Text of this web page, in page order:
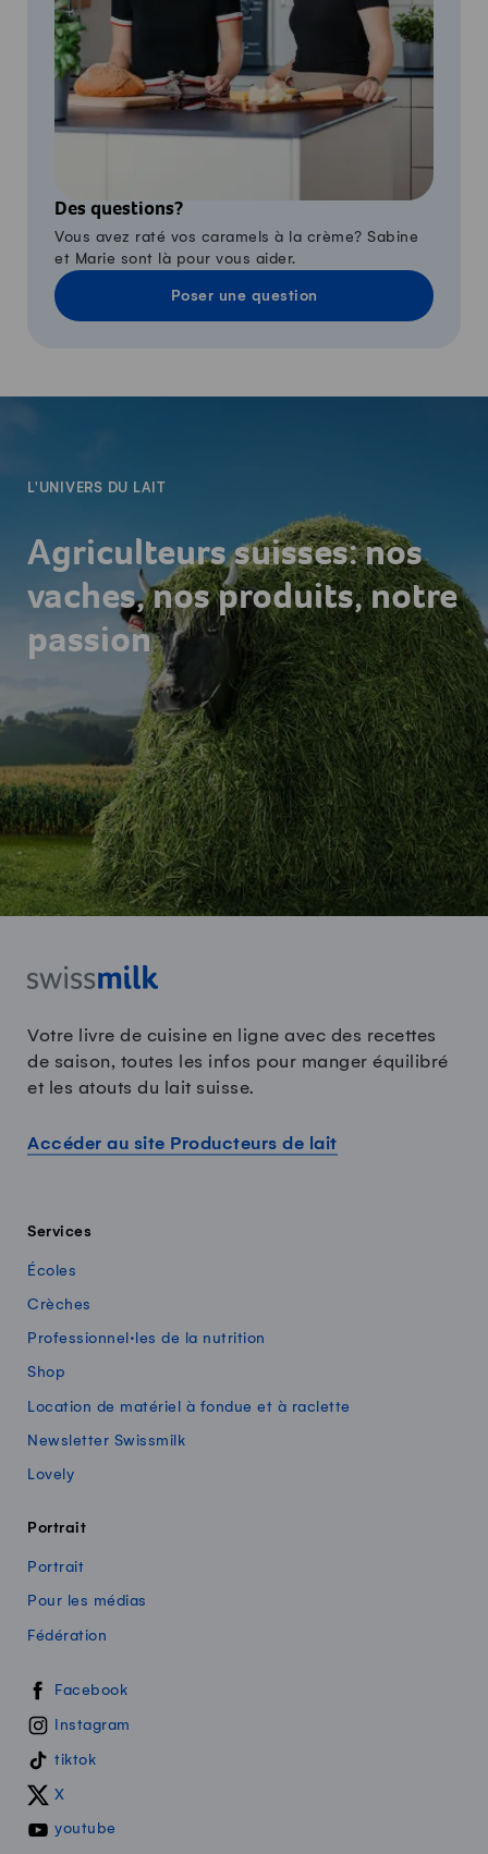
Des questions?
Vous avez raté vos caramels à la crème? Sabine
et Marie sont là pour vous aider.
Poser une question
L'UNIVERS DU LAIT
Agriculteurs suisses: nos
vaches, nos produits, notre
passion
Votre livre de cuisine en ligne avec des recettes
de saison, toutes les infos pour manger équilibré
et les atouts du lait suisse.
Accéder au site Producteurs de lait
Services
Écoles
Crèches
Professionnel·les de la nutrition
Shop
Location de matériel à fondue et à raclette
Newsletter Swissmilk
Lovely
Portrait
Portrait
Pour les médias
Fédération
Swissmilk sur les réseaux sociaux
Facebook
Instagram
tiktok
X
youtube